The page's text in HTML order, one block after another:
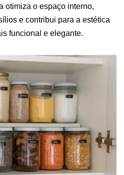
otimiza o espaço interno,
e contribui para a estética
funcional e elegante.